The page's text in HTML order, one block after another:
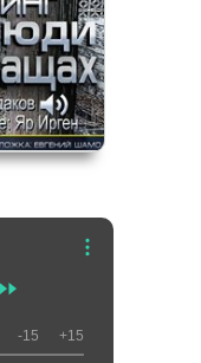
-15 +15